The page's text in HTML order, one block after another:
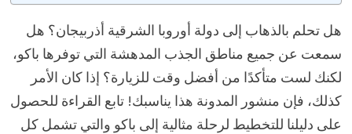
هل تحلم بالذهاب إلى دولة أوروبا الشرقية أذربيجان؟ هل
سمعت عن جميع مناطق الجذب المدهشة التي توفرها باكو،
لكنك لست متأكدًا من أفضل وقت للزيارة؟ إذا كان الأمر
كذلك، فإن منشور المدونة هذا يناسبك! تابع القراءة للحصول
على دليلنا للتخطيط لرحلة مثالية إلى باكو والتي تشمل كل